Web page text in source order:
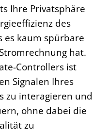
Ihre Privatsphäre
des
es kaum spürbare
hat.
Controllers ist
Signalen Ihres
zu interagieren und
ohne dabei die
zu